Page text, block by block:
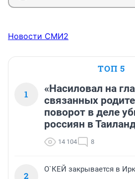
Новости СМИ2
ТОП 5
1
«Насиловал на
связанных
поворот в деле
россиян в
14 104 8
2
О`КЕЙ закрывается в